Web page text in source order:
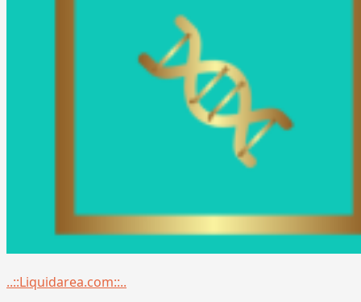
Menu
..::Liquidarea.com::..